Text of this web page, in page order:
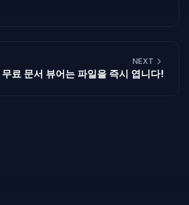
NEXT
무료 문서 뷰어는 파일을 즉시 엽니다!